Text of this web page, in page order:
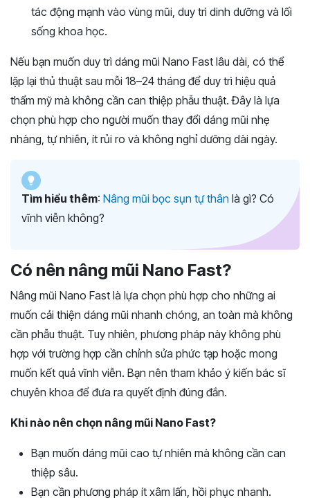
tác động mạnh vào vùng mũi, duy trì dinh dưỡng và lối
sống khoa học.
Nếu bạn muốn duy trì dáng mũi Nano Fast lâu dài, có thể
lặp lại thủ thuật sau mỗi 18–24 tháng để duy trì hiệu quả
thẩm mỹ mà không cần can thiệp phẫu thuật. Đây là lựa
chọn phù hợp cho người muốn thay đổi dáng mũi nhẹ
nhàng, tự nhiên, ít rủi ro và không nghỉ dưỡng dài ngày.
Tìm hiểu thêm: Nâng mũi bọc sụn tự thân là gì? Có
vĩnh viễn không?
Có nên nâng mũi Nano Fast?
Nâng mũi Nano Fast là lựa chọn phù hợp cho những ai
muốn cải thiện dáng mũi nhanh chóng, an toàn mà không
cần phẫu thuật. Tuy nhiên, phương pháp này không phù
hợp với trường hợp cần chỉnh sửa phức tạp hoặc mong
muốn kết quả vĩnh viễn. Bạn nên tham khảo ý kiến bác sĩ
chuyên khoa để đưa ra quyết định đúng đắn.
Khi nào nên chọn nâng mũi Nano Fast?
Bạn muốn dáng mũi cao tự nhiên mà không cần can
thiệp sâu.
Bạn cần phương pháp ít xâm lấn, hồi phục nhanh.